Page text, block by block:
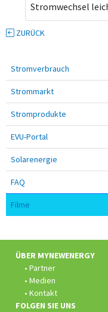
Stromwechsel
ZURÜCK
Stromverbrauch
Strommarkt
Stromprodukte
EVU-Portal
Solarenergie
FAQ
Filme
ÜBER MYNEWENERGY
Partner
Medien
Kontakt
FOLGEN SIE UNS